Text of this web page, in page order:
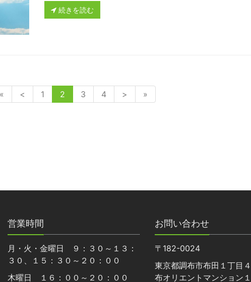
続きを読む
« < 1 2 3 4 > »
営業時間
月・火・金曜日 ９：３０～１３：
３０、１５：３０～２０：００
木曜日 １６：００～２０：００
お問い合わせ
〒182-0024
東京都調布市布田１丁目
布オリエントマンション